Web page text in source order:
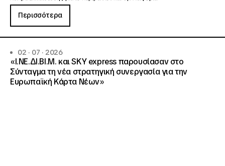
Περισσότερα
02 · 07 · 2026
«Ι.ΝΕ.ΔΙ.ΒΙ.Μ. και SKY express παρουσίασαν στο
Σύνταγμα τη νέα στρατηγική συνεργασία για την
Ευρωπαϊκή Κάρτα Νέων»